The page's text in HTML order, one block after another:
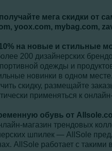
мега скидки от
yoox.com, mybag.com,
на новые и стильные
200 дизайнерских
одежды и
новинки в одном
скидку, размещайте
применяться к
обувь от Allsole.
магазин трендовых
шпилек ― AllSole
AllSole работает с